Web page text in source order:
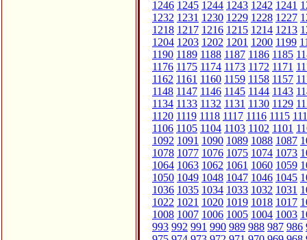
1246 1245 1244 1243 1242 1241
1232 1231 1230 1229 1228 1227
1218 1217 1216 1215 1214 1213
1204 1203 1202 1201 1200 1199
1190 1189 1188 1187 1186 1185
1176 1175 1174 1173 1172 1171
1162 1161 1160 1159 1158 1157
1148 1147 1146 1145 1144 1143
1134 1133 1132 1131 1130 1129
1120 1119 1118 1117 1116 1115
1106 1105 1104 1103 1102 1101
1092 1091 1090 1089 1088 1087
1078 1077 1076 1075 1074 1073
1064 1063 1062 1061 1060 1059
1050 1049 1048 1047 1046 1045
1036 1035 1034 1033 1032 1031
1022 1021 1020 1019 1018 1017
1008 1007 1006 1005 1004 1003
993 992 991 990 989 988 987 986